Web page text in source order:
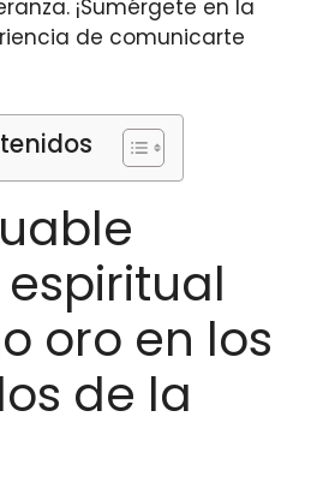
¡Sumérgete en la
de comunicarte
oro en los
de la